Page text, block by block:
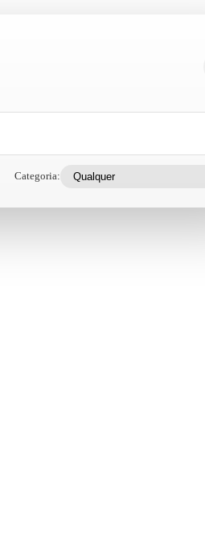
Categoria: